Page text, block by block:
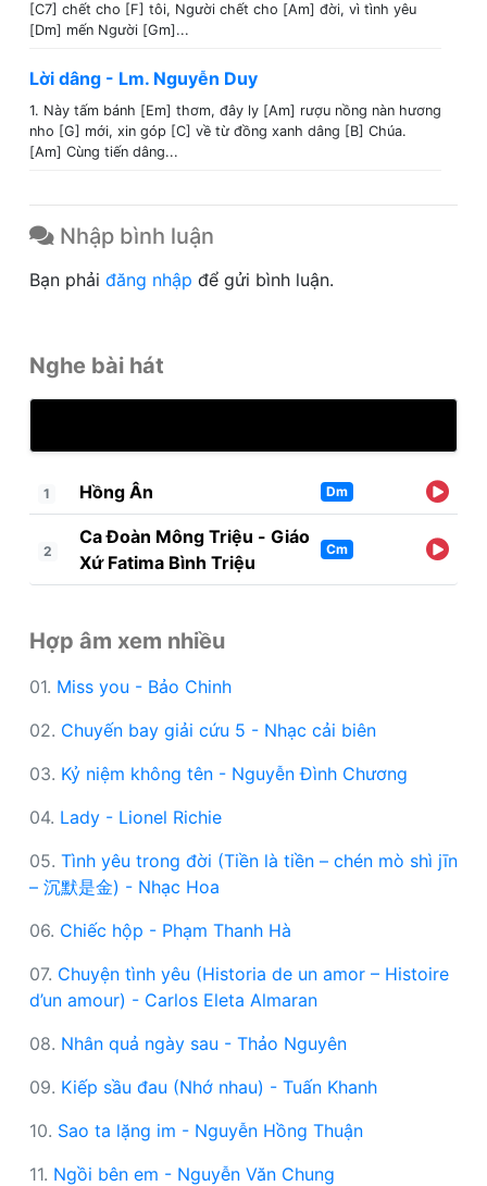
[C7] chết cho [F] tôi, Người chết cho [Am] đời, vì tình yêu
[Dm] mến Người [Gm]...
Lời dâng - Lm. Nguyễn Duy
1. Này tấm bánh [Em] thơm, đây ly [Am] rượu nồng nàn hương
nho [G] mới, xin góp [C] về từ đồng xanh dâng [B] Chúa.
[Am] Cùng tiến dâng...
Nhập bình luận
Bạn phải đăng nhập để gửi bình luận.
Nghe bài hát
1 Hồng Ân Dm
2
Ca Đoàn Mông Triệu - Giáo
Xứ Fatima Bình Triệu
Cm
Hợp âm xem nhiều
01. Miss you - Bảo Chinh
02. Chuyến bay giải cứu 5 - Nhạc cải biên
03. Kỷ niệm không tên - Nguyễn Đình Chương
04. Lady - Lionel Richie
05. Tình yêu trong đời (Tiền là tiền – chén mò shì jīn
– 沉默是金) - Nhạc Hoa
06. Chiếc hộp - Phạm Thanh Hà
07. Chuyện tình yêu (Historia de un amor – Histoire
d’un amour) - Carlos Eleta Almaran
08. Nhân quả ngày sau - Thảo Nguyên
09. Kiếp sầu đau (Nhớ nhau) - Tuấn Khanh
10. Sao ta lặng im - Nguyễn Hồng Thuận
11. Ngồi bên em - Nguyễn Văn Chung